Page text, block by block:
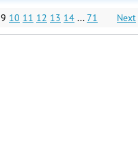
9 10 11 12 13 14 ... 71 Next